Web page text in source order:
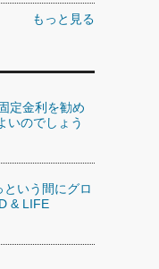
もっと見る
定金利を勧め
いのでしょう
いう間にグロ
& LIFE